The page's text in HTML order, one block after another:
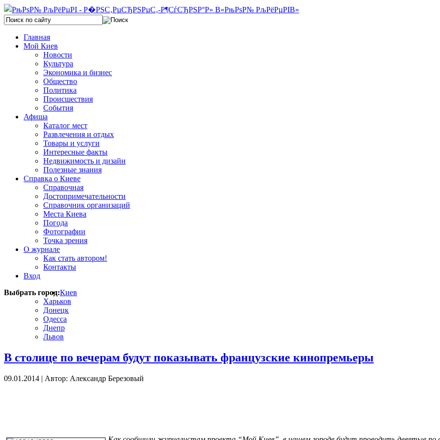
Главная
Мой Киев
Новости
Культура
Экономика и бизнес
Общество
Политика
Происшествия
События
Афиша
Каталог мест
Развлечения и отдых
Товары и услуги
Интересные факты
Недвижимость и дизайн
Полезные знания
Справка о Киеве
Справочная
Достопримечательности
Справочник организаций
Места Киева
Погода
Фотографии
Точка зрения
О журнале
Как стать автором!
Контакты
Вход
Выбрать город:Киев
Харьков
Донецк
Одесса
Днепр
Львов
В столице по вечерам будут показывать французские кинопремьеры
09.01.2014 | Автор: Александр Березовый